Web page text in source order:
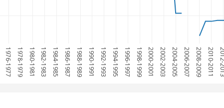
1976-1977 1978-1979 1980-1981 1982-1983 1984-1985 1986-1987 1988-1989 1990-1991 1992-1993 1994-1995 1996-1997 1998-1999 2000-2001 2002-2003 2004-2005 2006-2007 2008-2009 2010-2011